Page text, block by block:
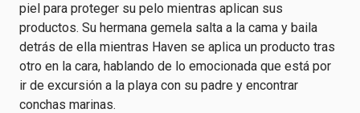
piel para proteger su pelo mientras aplican sus
productos. Su hermana gemela salta a la cama y baila
detrás de ella mientras Haven se aplica un producto tras
otro en la cara, hablando de lo emocionada que está por
ir de excursión a la playa con su padre y encontrar
conchas marinas.